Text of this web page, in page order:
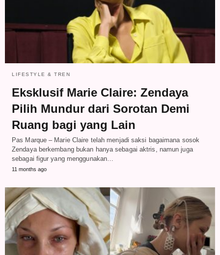
LIFESTYLE & TREN
Eksklusif Marie Claire: Zendaya
Pilih Mundur dari Sorotan Demi
Ruang bagi yang Lain
Pas Marque – Marie Claire telah menjadi saksi bagaimana sosok
Zendaya berkembang bukan hanya sebagai aktris, namun juga
sebagai figur yang menggunakan…
11 months ago